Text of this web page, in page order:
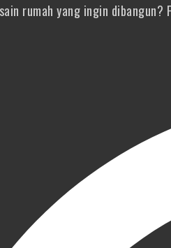
rumah yang ingin